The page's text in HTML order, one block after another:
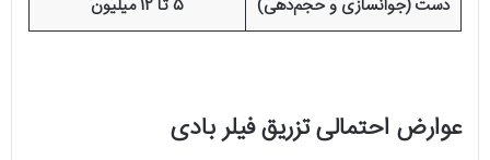
دست (جوانسازی و حجم‌دهی)
5 تا 12 میلیون
عوارض احتمالی تزریق فیلر بادی